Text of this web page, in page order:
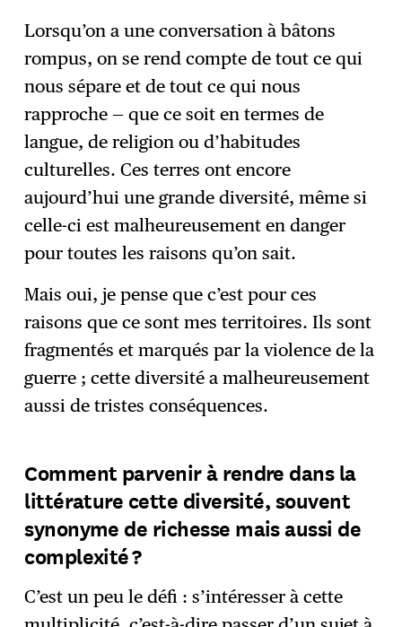
Lorsqu’on a une conversation à bâtons
rompus, on se rend compte de tout ce qui
nous sépare et de tout ce qui nous
rapproche — que ce soit en termes de
langue, de religion ou d’habitudes
culturelles. Ces terres ont encore
aujourd’hui une grande diversité, même si
celle-ci est malheureusement en danger
pour toutes les raisons qu’on sait.
Mais oui, je pense que c’est pour ces
raisons que ce sont mes territoires. Ils sont
fragmentés et marqués par la violence de la
guerre ; cette diversité a malheureusement
aussi de tristes conséquences.
Comment parvenir à rendre dans la
littérature cette diversité, souvent
synonyme de richesse mais aussi de
complexité ?
C’est un peu le défi : s’intéresser à cette